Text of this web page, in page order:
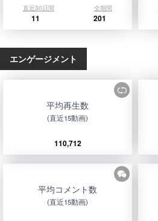
直近30日間 全期間
11 201
エンゲージメント
平均再生数
(直近15動画)
110,712
平均コメント数
(直近15動画)